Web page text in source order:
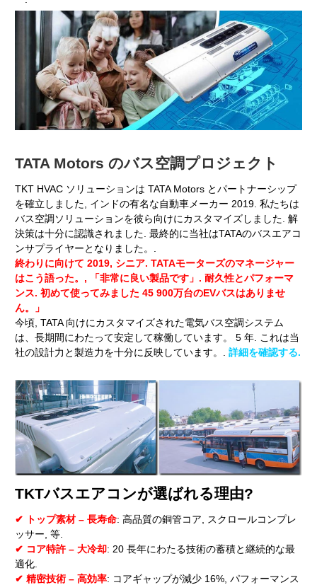
TATA Motors のバス空調プロジェクト
TKT HVAC ソリューションは TATA Motors とパートナーシップ
を確立しました, インドの有名な自動車メーカー 2019. 私たちは
バス空調ソリューションを彼ら向けにカスタマイズしました. 解
決策は十分に認識されました. 最終的に当社はTATAのバスエアコ
ンサプライヤーとなりました。.
終わりに向けて 2019, シニア. TATAモーターズのマネージャー
はこう語った。, 「非常に良い製品です」. 耐久性とパフォーマ
ンス. 初めて使ってみました 45 900万台のEVバスはありませ
ん。」
今頃, TATA 向けにカスタマイズされた電気バス空調システム
は、長期間にわたって安定して稼働しています。 5 年. これは当
社の設計力と製造力を十分に反映しています。. 詳細を確認する.
TKTバスエアコンが選ばれる理由?
✔ トップ素材 – 長寿命: 高品質の銅管コア, スクロールコンプレ
ッサー, 等.
✔ コア特許 – 大冷却: 20 長年にわたる技術の蓄積と継続的な最
適化.
✔ 精密技術 – 高効率: コアギャップが減少 16%, パフォーマンス